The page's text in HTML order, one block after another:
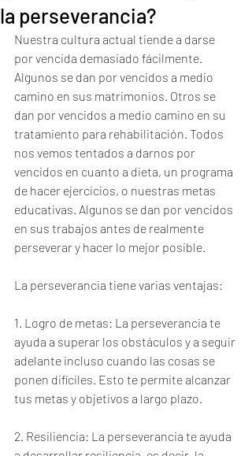
la perseverancia?
Nuestra cultura actual tiende a darse
por vencida demasiado fácilmente.
Algunos se dan por vencidos a medio
camino en sus matrimonios. Otros se
dan por vencidos a medio camino en su
tratamiento para rehabilitación. Todos
nos vemos tentados a darnos por
vencidos en cuanto a dieta, un programa
de hacer ejercicios, o nuestras metas
educativas. Algunos se dan por vencidos
en sus trabajos antes de realmente
perseverar y hacer lo mejor posible.
La perseverancia tiene varias ventajas:
1. Logro de metas: La perseverancia te
ayuda a superar los obstáculos y a seguir
adelante incluso cuando las cosas se
ponen difíciles. Esto te permite alcanzar
tus metas y objetivos a largo plazo.
2. Resiliencia: La perseverancia te ayuda